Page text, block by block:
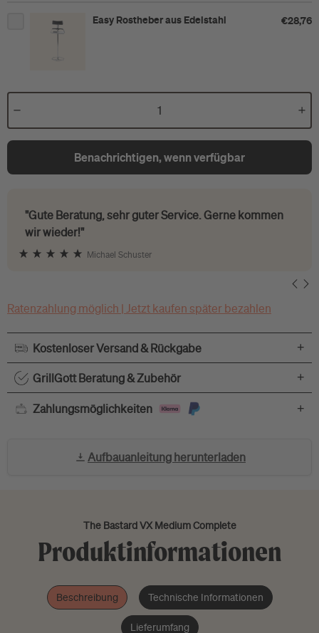
Easy Rostheber aus Edelstahl €28,76
Benachrichtigen, wenn verfügbar
"Gute Beratung, sehr guter Service. Gerne kommen
wir wieder!"
Michael Schuster
Ratenzahlung möglich | Jetzt kaufen später bezahlen
Kostenloser Versand & Rückgabe +
GrillGott Beratung & Zubehör +
Zahlungsmöglichkeiten +
Aufbauanleitung herunterladen
The Bastard VX Medium Complete
Produktinformationen
Beschreibung Technische Informationen
Lieferumfang